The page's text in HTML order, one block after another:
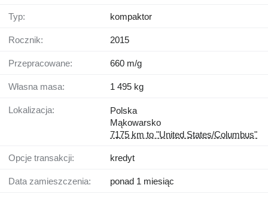
Typ: kompaktor
Rocznik: 2015
Przepracowane: 660 m/g
Własna masa: 1 495 kg
Lokalizacja:
Polska
Mąkowarsko
7175 km to "United States/Columbus"
Opcje transakcji: kredyt
Data zamieszczenia: ponad 1 miesiąc